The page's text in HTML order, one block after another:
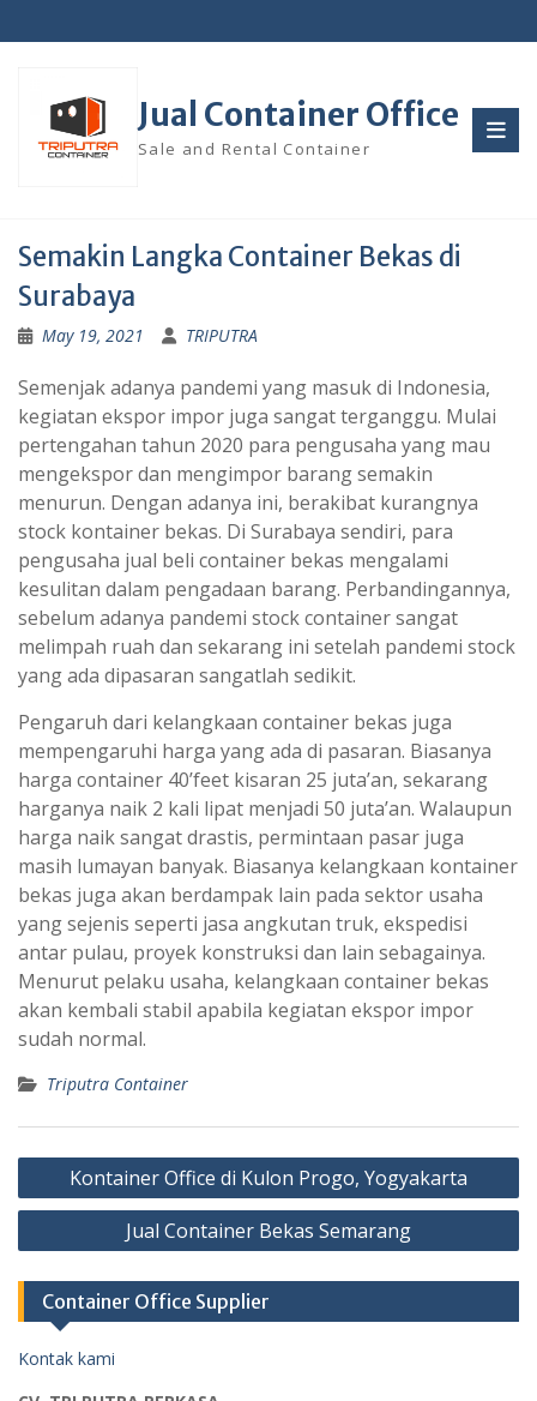
to
Jual Container Office
Sale and Rental Container
Semakin Langka Container Bekas di
Surabaya
May 19, 2021 TRIPUTRA
Semenjak adanya pandemi yang masuk di Indonesia,
kegiatan ekspor impor juga sangat terganggu. Mulai
pertengahan tahun 2020 para pengusaha yang mau
mengekspor dan mengimpor barang semakin
menurun. Dengan adanya ini, berakibat kurangnya
stock kontainer bekas. Di Surabaya sendiri, para
pengusaha jual beli container bekas mengalami
kesulitan dalam pengadaan barang. Perbandingannya,
sebelum adanya pandemi stock container sangat
melimpah ruah dan sekarang ini setelah pandemi stock
yang ada dipasaran sangatlah sedikit.
Pengaruh dari kelangkaan container bekas juga
mempengaruhi harga yang ada di pasaran. Biasanya
harga container 40’feet kisaran 25 juta’an, sekarang
harganya naik 2 kali lipat menjadi 50 juta’an. Walaupun
harga naik sangat drastis, permintaan pasar juga
masih lumayan banyak. Biasanya kelangkaan kontainer
bekas juga akan berdampak lain pada sektor usaha
yang sejenis seperti jasa angkutan truk, ekspedisi
antar pulau, proyek konstruksi dan lain sebagainya.
Menurut pelaku usaha, kelangkaan container bekas
akan kembali stabil apabila kegiatan ekspor impor
sudah normal.
Triputra Container
Post
navigation
Kontainer Office di Kulon Progo, Yogyakarta
Jual Container Bekas Semarang
Container Office Supplier
Kontak kami